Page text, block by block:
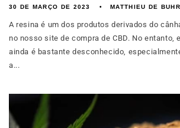
30 DE MARÇO DE 2023 MATTHIEU DE
A resina é um dos produtos derivados do
no nosso site de compra de CBD. No entanto,
ainda é bastante desconhecido,
a...